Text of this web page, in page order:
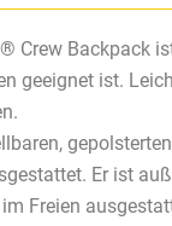
Crew Backpack
geeignet ist.
Er ist
Freien